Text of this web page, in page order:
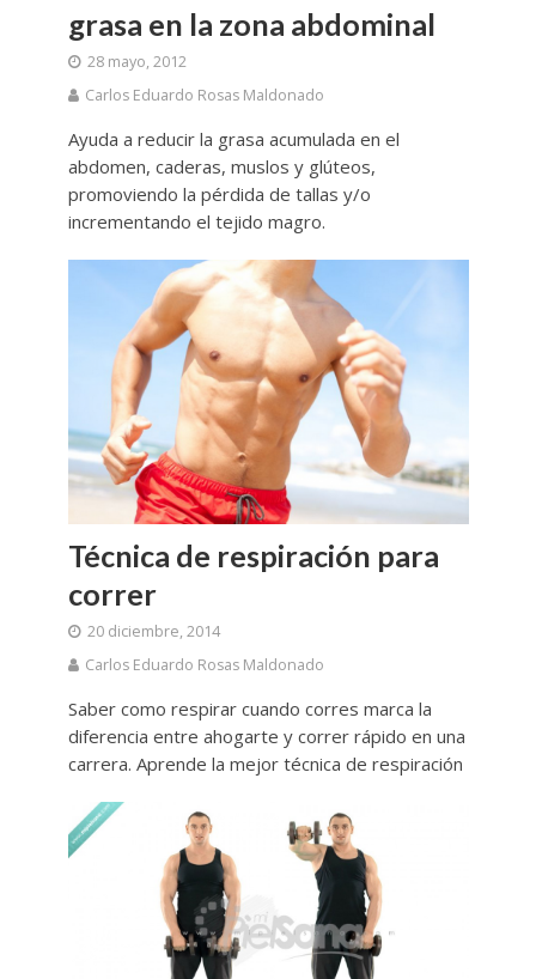
grasa en la zona abdominal
28 mayo, 2012
Carlos Eduardo Rosas Maldonado
Ayuda a reducir la grasa acumulada en el
abdomen, caderas, muslos y glúteos,
promoviendo la pérdida de tallas y/o
incrementando el tejido magro.
Técnica de respiración para
correr
20 diciembre, 2014
Carlos Eduardo Rosas Maldonado
Saber como respirar cuando corres marca la
diferencia entre ahogarte y correr rápido en una
carrera. Aprende la mejor técnica de respiración